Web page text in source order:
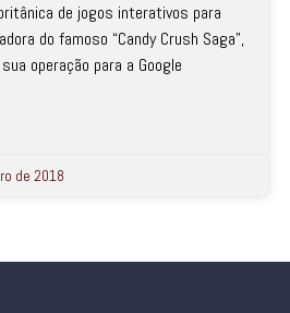
de jogos interativos para
do famoso “Candy Crush Saga”,
operação para a Google
de 2018